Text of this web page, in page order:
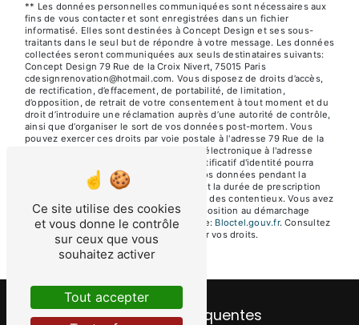
** Les données personnelles communiquées sont nécessaires aux
fins de vous contacter et sont enregistrées dans un fichier
informatisé. Elles sont destinées à Concept Design et ses sous-
traitants dans le seul but de répondre à votre message. Les données
collectées seront communiquées aux seuls destinataires suivants:
Concept Design 79 Rue de la Croix Nivert, 75015 Paris
cdesignrenovation@hotmail.com. Vous disposez de droits d’accès,
de rectification, d’effacement, de portabilité, de limitation,
d’opposition, de retrait de votre consentement à tout moment et du
droit d’introduire une réclamation auprès d’une autorité de contrôle,
ainsi que d’organiser le sort de vos données post-mortem. Vous
pouvez exercer ces droits par voie postale à l'adresse 79 Rue de la
Croix Nivert, 75015 Paris ou par courrier électronique à l'adresse
cdesignrenovation@hotmail.com. Un justificatif d'identité pourra
vous être demandé. Nous conservons vos données pendant la
période de prise de contact puis pendant la durée de prescription
légale aux fins probatoires et de gestion des contentieux. Vous avez
le droit de vous inscrire sur la liste d'opposition au démarchage
téléphonique, disponible à cette adresse: Bloctel.gouv.fr. Consultez
le site cnil.fr pour plus d’informations sur vos droits.
Recherches fréquentes
Ce site utilise des cookies
et vous donne le contrôle
sur ceux que vous
souhaitez activer
Tout accepter